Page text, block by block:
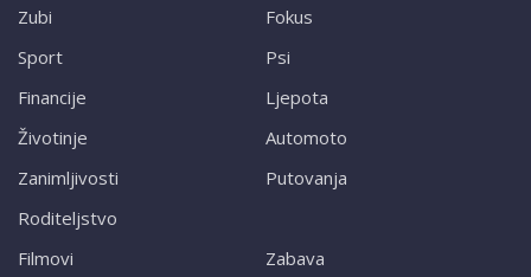
Zubi
Sport
Financije
Životinje
Zanimljivosti
Roditeljstvo
Fokus
Psi
Ljepota
Automoto
Putovanja
Filmovi Zabava